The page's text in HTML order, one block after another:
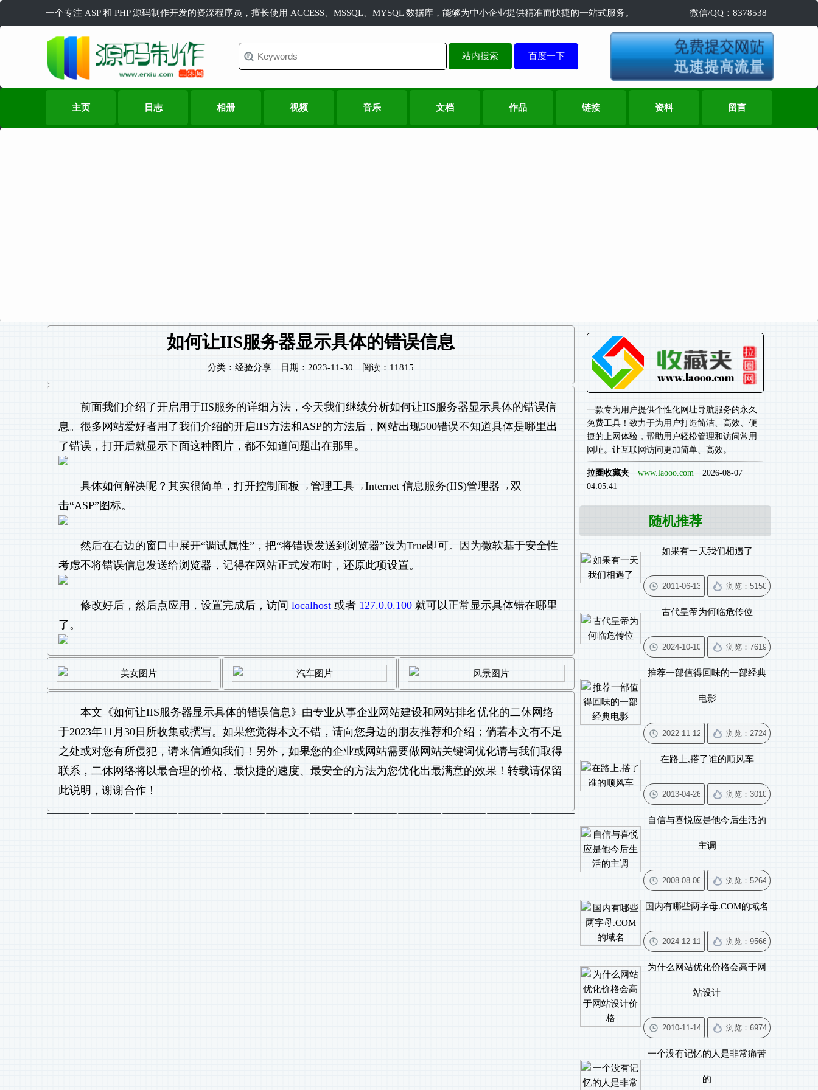
一个专注 ASP 和 PHP 源码制作开发的资深程序员，擅长使用 ACCESS、MSSQL、MYSQL 数据库，能够为中小企业提供精准而快捷的一站式服务。 微信/QQ：8378538
站内搜索
主页 日志 相册 视频 音乐 文档 作品 链接 资料 留言
如何让IIS服务器显示具体的错误信息
分类：经验分享 日期：2023-11-30 阅读：11815
前面我们介绍了开启用于IIS服务的详细方法，今天我们继续分析如何让IIS服务器显示具体的错误信
息。很多网站爱好者用了我们介绍的开启IIS方法和ASP的方法后，网站出现500错误不知道具体是哪里出
了错误，打开后就显示下面这种图片，都不知道问题出在那里。
具体如何解决呢？其实很简单，打开控制面板→管理工具→Internet 信息服务(IIS)管理器→双
击“ASP”图标。
然后在右边的窗口中展开“调试属性”，把“将错误发送到浏览器”设为True即可。因为微软基于安全性
考虑不将错误信息发送给浏览器，记得在网站正式发布时，还原此项设置。
修改好后，然后点应用，设置完成后，访问 localhost 或者 127.0.0.100 就可以正常显示具体错在哪里
了。
本文《如何让IIS服务器显示具体的错误信息》由专业从事企业网站建设和 网站排名优化的二休网络
于2023年11月30日所收集或撰写。如果您觉得本文不错，请向您身边的朋友推荐和介绍；倘若本文有不足
之处或对您有所侵犯，请来信通知我们！另外，如果您的企业或网站需要做 网站关键词优化请与我们取得
联系，二休网络将以最合理的价格、最快捷的速度、最安全的方法为您优化出最满意的效果！转载请保留
此说明，谢谢合作！
一款专为用户提供个性化网址导航服务的永久
免费工具！致力于为用户打造简洁、高效、便
捷的上网体验，帮助用户轻松管理和访问常用
网址。让互联网访问更加简单、高效。
拉圈收藏夹 www.laooo.com 2026-08-07
04:05:41
随机推荐
如果有一天我们相遇了
古代皇帝为何临危传位
推荐一部值得回味的一部经典
电影
在路上,搭了谁的顺风车
自信与喜悦应是他今后生活的
主调
国内有哪些两字母.COM的域名
为什么网站优化价格会高于网
站设计
一个没有记忆的人是非常痛苦
的